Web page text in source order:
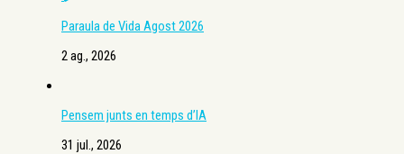
Paraula de Vida Agost 2026
2 ag., 2026
Pensem junts en temps d’IA
31 jul., 2026